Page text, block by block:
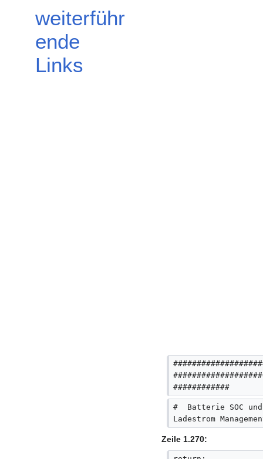
weiterführ
ende
Links
############
#  Batterie SOC
Ladestrom
Zeile 1.270: